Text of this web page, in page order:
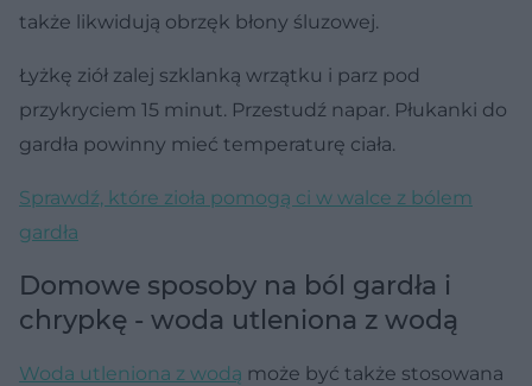
także likwidują obrzęk błony śluzowej.
Łyżkę ziół zalej szklanką wrzątku i parz pod
przykryciem 15 minut. Przestudź napar. Płukanki do
gardła powinny mieć temperaturę ciała.
Sprawdź, które zioła pomogą ci w walce z bólem
gardła
Domowe sposoby na ból gardła i
chrypkę - woda utleniona z wodą
Woda utleniona z wodą może być także stosowana